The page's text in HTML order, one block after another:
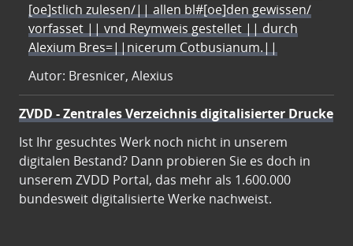
[oe]stlich zulesen/|| allen bl#[oe]den gewissen/
vorfasset || vnd Reymweis gestellet || durch
Alexium Bres=||nicerum Cotbusianum.||
Autor: Bresnicer, Alexius
ZVDD - Zentrales Verzeichnis digitalisierter Drucke
Ist Ihr gesuchtes Werk noch nicht in unserem
digitalen Bestand? Dann probieren Sie es doch in
unserem ZVDD Portal, das mehr als 1.600.000
bundesweit digitalisierte Werke nachweist.